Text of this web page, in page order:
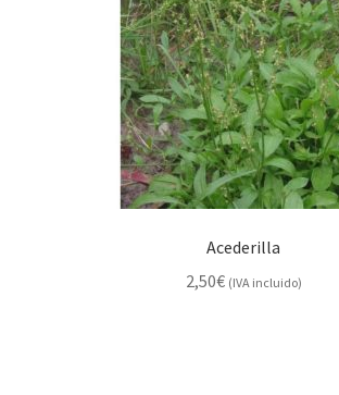
Acederilla
2,50€ (IVA incluido)